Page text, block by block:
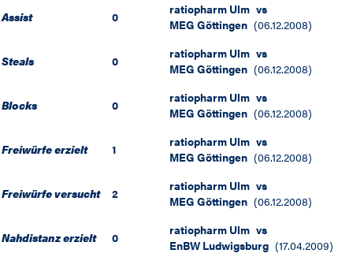
Assist 0 ratiopharm Ulm vs
MEG Göttingen (06.12.2008)
Steals 0 ratiopharm Ulm vs
MEG Göttingen (06.12.2008)
Blocks 0 ratiopharm Ulm vs
MEG Göttingen (06.12.2008)
Freiwürfe erzielt 1 ratiopharm Ulm vs
MEG Göttingen (06.12.2008)
Freiwürfe versucht 2 ratiopharm Ulm vs
MEG Göttingen (06.12.2008)
Nahdistanz erzielt 0 ratiopharm Ulm vs
EnBW Ludwigsburg (17.04.2009)